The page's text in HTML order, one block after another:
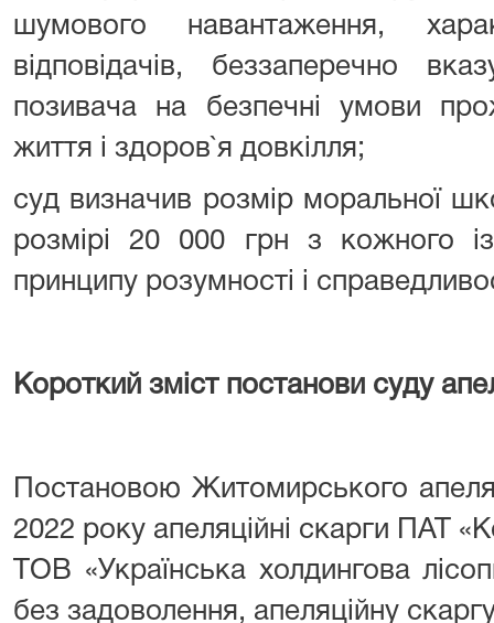
шумового навантаження,
відповідачів, беззаперечно
позивача на безпечні умови
життя і здоров`я довкілля;
суд визначив розмір моральної
розмірі 20 000 грн з кожного із
принципу розумності і
Короткий зміст постанови суду
Постановою Житомирського
2022 року апеляційні скарги ПАТ
ТОВ «Українська холдингова
без задоволення, апеляційну